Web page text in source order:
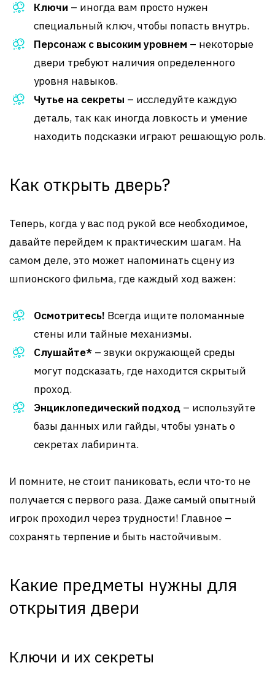
Ключи – иногда вам просто нужен
специальный ключ, чтобы попасть внутрь.
Персонаж с высоким уровнем – некоторые
двери требуют наличия определенного
уровня навыков.
Чутье на секреты – исследуйте каждую
деталь, так как иногда ловкость и умение
находить подсказки играют решающую роль.
Как открыть дверь?
Теперь, когда у вас под рукой все необходимое,
давайте перейдем к практическим шагам. На
самом деле, это может напоминать сцену из
шпионского фильма, где каждый ход важен:
Осмотритесь! Всегда ищите поломанные
стены или тайные механизмы.
Слушайте* – звуки окружающей среды
могут подсказать, где находится скрытый
проход.
Энциклопедический подход – используйте
базы данных или гайды, чтобы узнать о
секретах лабиринта.
И помните, не стоит паниковать, если что-то не
получается с первого раза. Даже самый опытный
игрок проходил через трудности! Главное –
сохранять терпение и быть настойчивым.
Какие предметы нужны для
открытия двери
Ключи и их секреты